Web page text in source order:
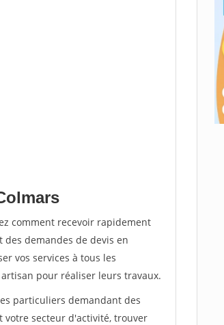
comment recevoir rapidement
des demandes de devis en
vos services à tous les
pour réaliser leurs travaux.
particuliers demandant des
votre secteur d'activité, trouver